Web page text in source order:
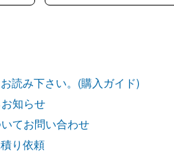
読み下さい。(購入ガイド)
知らせ
てお問い合わせ
り依頼